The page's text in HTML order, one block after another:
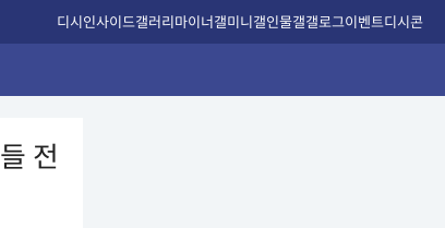
디시인사이드갤러리마이너갤미니갤인물갤갤로그이벤트디시콘
전